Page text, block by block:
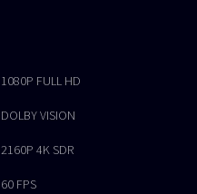
1080P FULL HD
DOLBY VISION
2160P 4K SDR
60 FPS